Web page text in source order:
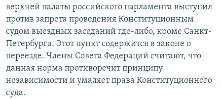
верхней палаты российского парламента выступил
против запрета проведения Конституционным
судом выездных заседаний где-либо, кроме Санкт-
Петербурга. Этот пункт содержится в законе о
переезде. Члены Совета Федераций считают, что
данная норма противоречит принципу
независимости и умаляет права Конституционного
суда.